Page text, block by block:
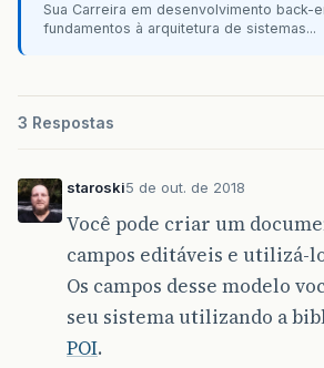
Sua Carreira em desenvolvimento back-
fundamentos à arquitetura de sistemas...
3 Respostas
staroski5 de out. de 2018
Você pode criar um
campos editáveis e utilizá-
Os campos desse modelo
seu sistema utilizando a
POI.